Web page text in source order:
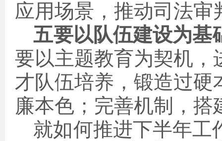
应用场景，推动司法审
五要以队伍建设为基
要以主题教育为契机，
才队伍培养，锻造过硬
廉本色； 完善机制，搭
就如何推进下半年工